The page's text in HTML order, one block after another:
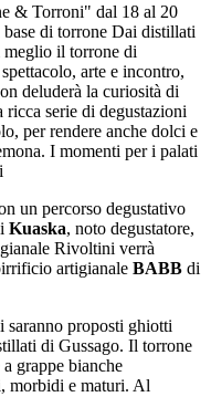
& Torroni" dal 18 al 20
di torrone Dai distillati
meglio il torrone di
arte e incontro,
deluderà la curiosità di
serie di degustazioni
per rendere anche dolci e
I momenti per i palati
un percorso degustativo
Kuaska, noto degustatore,
Rivoltini verrà
artigianale BABB di
saranno proposti ghiotti
di Gussago. Il torrone
grappe bianche
morbidi e maturi. Al